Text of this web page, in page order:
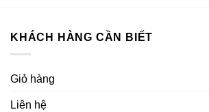
KHÁCH HÀNG CẦN BIẾT
Giỏ hàng
Liên hệ